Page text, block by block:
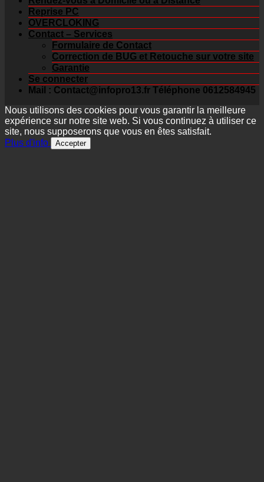
Reprise PC
OVERCLOKING
Contact – Services
Formulaire de Contact
Correction de BUG et Retouche sur votre site
Garantie
Se connecter
Mail : Contact@infopro13.fr Téléphone 0612584945
Nous utilisons des cookies pour vous garantir la meilleure
expérience sur notre site web. Si vous continuez à utiliser ce
site, nous supposerons que vous en êtes satisfait.
Plus d'info
Accepter